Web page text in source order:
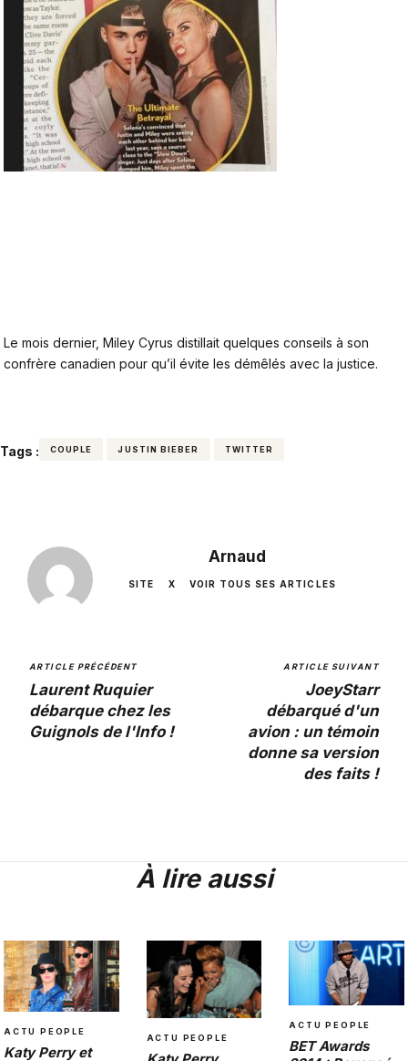
Le mois dernier, Miley Cyrus distillait quelques conseils à son
confrère canadien pour qu’il évite les démêlés avec la justice.
Tags : COUPLE JUSTIN BIEBER TWITTER
Arnaud
SITE X VOIR TOUS SES ARTICLES
ARTICLE PRÉCÉDENT
Laurent Ruquier
débarque chez les
Guignols de l'Info !
ARTICLE SUIVANT
JoeyStarr
débarqué d'un
avion : un témoin
donne sa version
des faits !
À lire aussi
ACTU PEOPLE
Katy Perry et
ACTU PEOPLE
ACTU PEOPLE
BET Awards